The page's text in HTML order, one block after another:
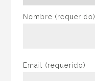
Nombre (requerido)
Email (requerido)